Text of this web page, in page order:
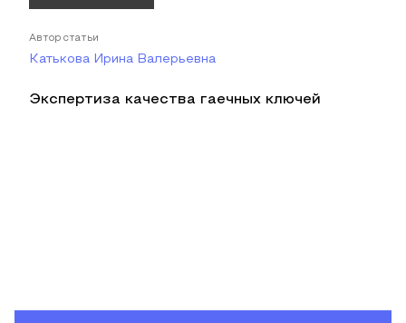
Автор статьи
Катькова Ирина Валерьевна
Экспертиза качества гаечных ключей